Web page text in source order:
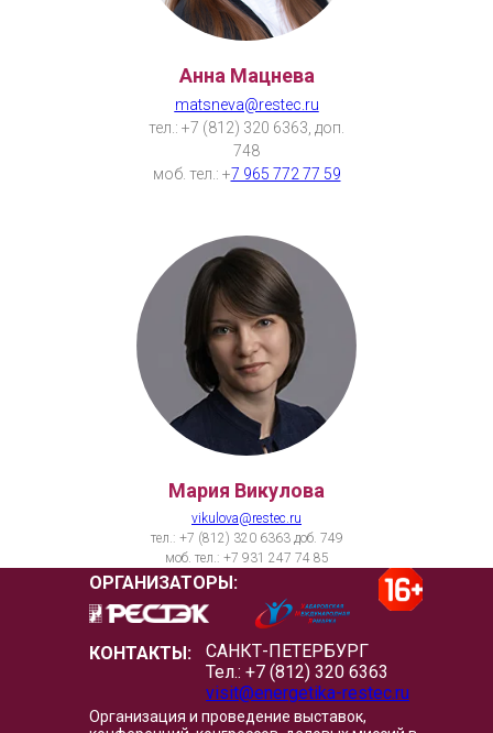
Анна Мацнева
matsneva@restec.ru
тел.: +7 (812) 320 6363, доп.
748
моб. тел.: +7 965 772 77 59
Мария Викулова
vikulova@restec.ru
тел.: +7 (812) 320 6363 доб. 749
моб. тел.: +7 931 247 74 85
ОРГАНИЗАТОРЫ:
САНКТ-ПЕТЕРБУРГ
Тел.: +7 (812) 320 6363
visit@energetika-restec.ru
КОНТАКТЫ:
Организация и проведение выставок,